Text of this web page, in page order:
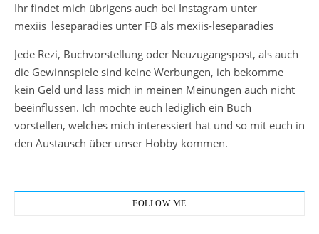
Ihr findet mich übrigens auch bei Instagram unter
mexiis_leseparadies unter FB als mexiis-leseparadies
Jede Rezi, Buchvorstellung oder Neuzugangspost, als auch
die Gewinnspiele sind keine Werbungen, ich bekomme
kein Geld und lass mich in meinen Meinungen auch nicht
beeinflussen. Ich möchte euch lediglich ein Buch
vorstellen, welches mich interessiert hat und so mit euch in
den Austausch über unser Hobby kommen.
FOLLOW ME